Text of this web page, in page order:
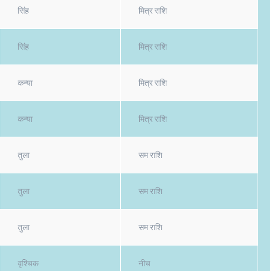
सिंह मित्र राशि
सिंह मित्र राशि
कन्या मित्र राशि
कन्या मित्र राशि
तुला सम राशि
तुला सम राशि
तुला सम राशि
वृश्चिक नीच